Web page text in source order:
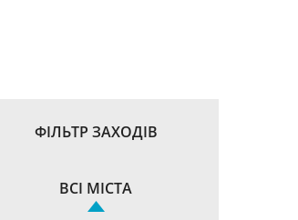
ФІЛЬТР ЗАХОДІВ
ВСІ МІСТА